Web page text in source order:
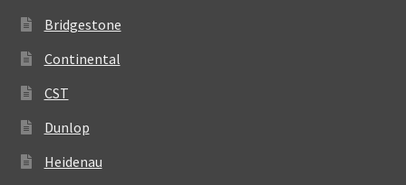
Bridgestone
Continental
CST
Dunlop
Heidenau